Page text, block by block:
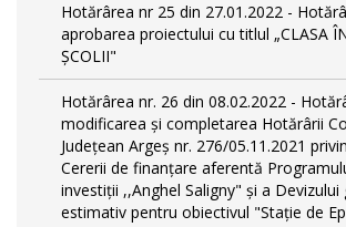
Hotărârea nr 25 din 27.01.2022 -
aprobarea proiectului cu titlul „CLASA
ȘCOLII"
Hotărârea nr. 26 din 08.02.2022 -
modificarea și completarea Hotărârii
Județean Argeș nr. 276/05.11.2021
Cererii de finanțare aferentă
investiții ,,Anghel Saligny" și a Devizului
estimativ pentru obiectivul "Stație de